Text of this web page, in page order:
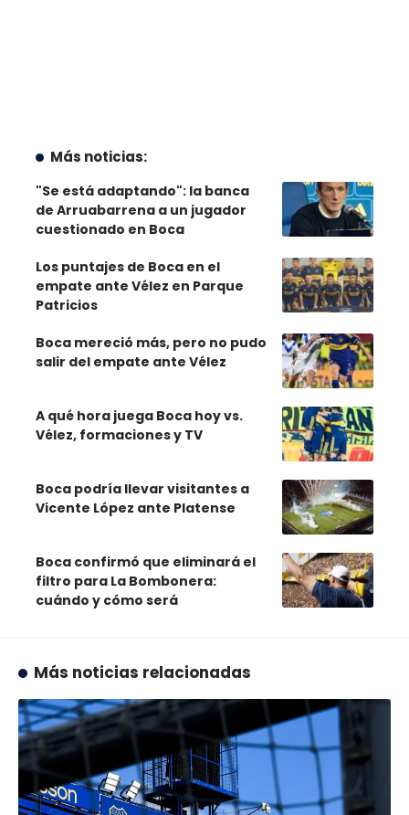
Más noticias:
"Se está adaptando": la banca
de Arruabarrena a un jugador
cuestionado en Boca
Los puntajes de Boca en el
empate ante Vélez en Parque
Patricios
Boca mereció más, pero no pudo
salir del empate ante Vélez
A qué hora juega Boca hoy vs.
Vélez, formaciones y TV
Boca podría llevar visitantes a
Vicente López ante Platense
Boca confirmó que eliminará el
filtro para La Bombonera:
cuándo y cómo será
Más noticias relacionadas